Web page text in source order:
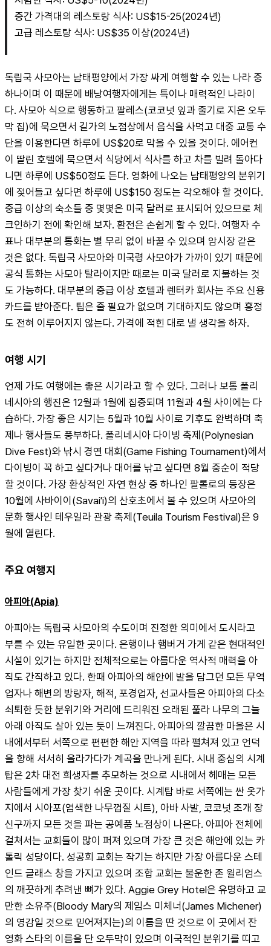
중간 가격대의 레스토랑 식사: US$15-25(2024년)
고급 레스토랑 식사: US$35 이상(2024년)
독립국 사모아는 남태평양에서 가장 싸게 여행할 수 있는 나라 중
하나이며 이 때문에 배낭여행자에게는 특이나 매력적인 나라이
다. 사모아 식으로 행동하고 팔레스(코코넛 잎과 줄기로 지은 오두
막 집)에 묵으면서 길가의 노점상에서 음식을 사먹고 대중 교통 수
단을 이용한다면 하루에 US$20로 막을 수 있을 것이다. 에어컨
이 딸린 호텔에 묵으면서 식당에서 식사를 하고 차를 빌려 돌아다
니면 하루에 US$50정도 든다. 영화에 나오는 남태평양의 분위기
에 젖어들고 싶다면 하루에 US$150 정도는 각오해야 할 것이다.
중급 이상의 숙소들 중 몇몇은 미국 달러로 표시되어 있으므로 체
크인하기 전에 확인해 보자. 환전은 손쉽게 할 수 있다. 여행자 수
표나 대부분의 통화는 별 무리 없이 바꿀 수 있으며 암시장 같은
것은 없다. 독립국 사모아와 미국령 사모아가 가까이 있기 때문에
공식 통화는 사모아 탈라이지만 때로는 미국 달러로 지불하는 것
도 가능하다. 대부분의 중급 이상 호텔과 렌터카 회사는 주요 신용
카드를 받아준다. 팁은 줄 필요가 없으며 기대하지도 않으며 흥정
도 전혀 이루어지지 않는다. 가격에 적힌 대로 낼 생각을 하자.
여행 시기
언제 가도 여행에는 좋은 시기라고 할 수 있다. 그러나 보통 폴리
네시아의 행진은 12월과 1월에 집중되며 11월과 4월 사이에는 다
습하다. 가장 좋은 시기는 5월과 10월 사이로 기후도 완벽하며 축
제나 행사들도 풍부하다. 폴리네시아 다이빙 축제(Polynesian
Dive Fest)와 낚시 경연 대회(Game Fishing Tournament)에서
다이빙이 꼭 하고 싶다거나 대어를 낚고 싶다면 8월 중순이 적당
할 것이다. 가장 환상적인 자연 현상 중 하나인 팔롤로의 등장은
10월에 사바이이(Savai'i)의 산호초에서 볼 수 있으며 사모아의
문화 행사인 테우일라 관광 축제(Teuila Tourism Festival)은 9
월에 열린다.
주요 여행지
아피아(Apia)
아피아는 독립국 사모아의 수도이며 진정한 의미에서 도시라고
부를 수 있는 유일한 곳이다. 은행이나 햄버거 가게 같은 현대적인
시설이 있기는 하지만 전체적으로는 아름다운 역사적 매력을 아
직도 간직하고 있다. 한때 아피아의 해안에 발을 담그던 모든 무역
업자나 해변의 방랑자, 해적, 포경업자, 선교사들은 아피아의 다소
쇠퇴한 듯한 분위기와 거리에 드리워진 오래된 풀라 나무의 그늘
아래 아직도 살아 있는 듯이 느껴진다. 아피아의 깔끔한 마을은 시
내에서부터 서쪽으로 편편한 해안 지역을 따라 펼쳐져 있고 언덕
을 향해 서서히 올라가다가 계곡을 만나게 된다. 시내 중심의 시계
탑은 2차 대전 희생자를 추모하는 것으로 시내에서 헤매는 모든
사람들에게 가장 찾기 쉬운 곳이다. 시계탑 바로 서쪽에는 싼 옷가
지에서 시아포(염색한 나무껍질 시트), 아바 사발, 코코넛 조개 장
신구까지 모든 것을 파는 공예품 노점상이 나온다. 아피아 전체에
걸쳐서는 교회들이 많이 퍼져 있으며 가장 큰 것은 해안에 있는 카
톨릭 성당이다. 성공회 교회는 작기는 하지만 가장 아름다운 스테
인드 글래스 창을 가지고 있으며 조합 교회는 불운한 존 윌리엄스
의 깨끗하게 추려낸 뼈가 있다. Aggie Grey Hotel은 유명하고 교
만한 소유주(Bloody Mary의 제임스 미체너(James Michener)
의 영감일 것으로 믿어져지는)의 이름을 딴 것으로 이 곳에서 잔
영화 스타의 이름을 단 오두막이 있으며 이국적인 분위기를 띠고